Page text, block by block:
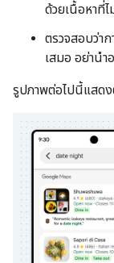
ด้วยเนื้อหาที่
ตรวจสอบว่า
เสมอ อย่าน
รูปภาพต่อไปนี้แสด